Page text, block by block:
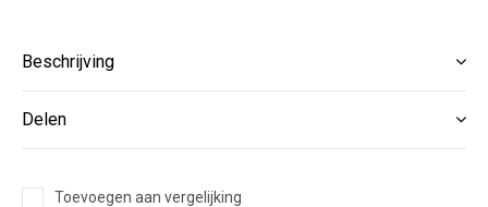
Beschrijving
Delen
Toevoegen aan vergelijking